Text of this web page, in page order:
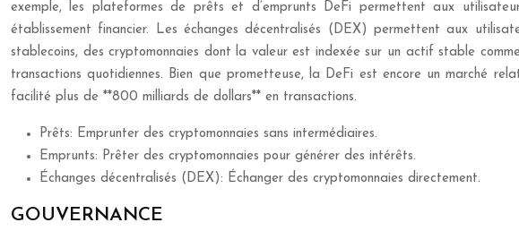
exemple, les plateformes de prêts et d’emprunts DeFi permettent aux
établissement financier. Les échanges décentralisés (DEX) permettent aux
stablecoins, des cryptomonnaies dont la valeur est indexée sur un actif stable
transactions quotidiennes. Bien que prometteuse, la DeFi est encore un marché
facilité plus de **800 milliards de dollars** en transactions.
Prêts: Emprunter des cryptomonnaies sans intermédiaires.
Emprunts: Prêter des cryptomonnaies pour générer des intérêts.
Échanges décentralisés (DEX): Échanger des cryptomonnaies directement.
GOUVERNANCE